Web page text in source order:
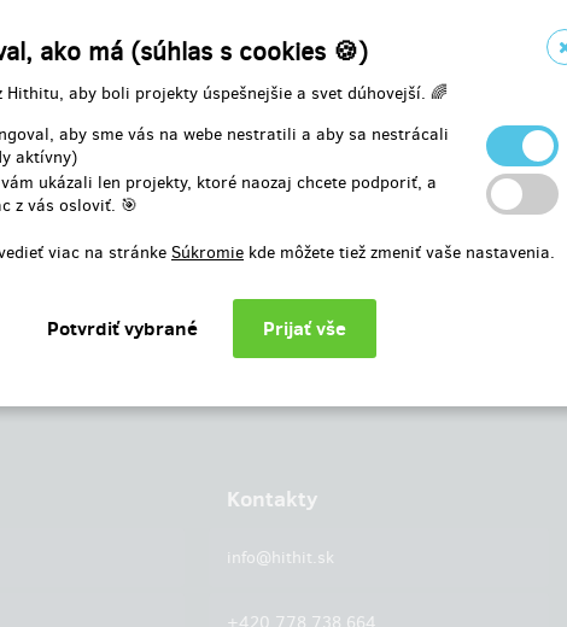
ako má (súhlas s cookies 🍪)
Hithitu, aby boli projekty úspešnejšie a svet dúhovejší. 🌈
aby sme vás na webe nestratili a aby sa nestrácali
aktívny)
ukázali len projekty, ktoré naozaj chcete podporiť, a
z vás osloviť. 🎯
viac na stránke Súkromie kde môžete tiež zmeniť vaše nastavenia.
Kontakty
info@hithit.sk